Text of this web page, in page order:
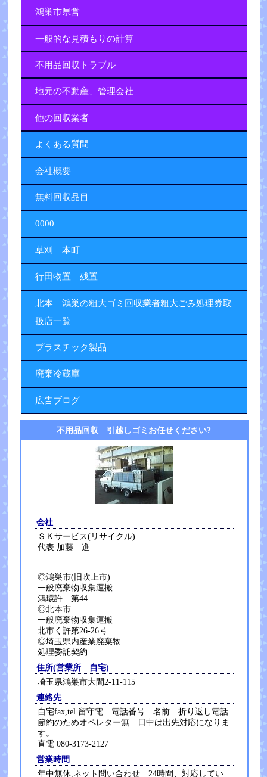
鴻巣市県営
一般的な見積もりの計算
不用品回収トラブル
地元の不動産、管理会社
他の回収業者
よくある質問
会社概要
無料回収品目
0000
草刈 本町
行田物置 残置
北本 鴻巣の粗大ゴミ回収業者粗大ごみ処理券取
扱店一覧
プラスチック製品
廃棄冷蔵庫
広告ブログ
不用品回収 引越しゴミお任せください?
会社
ＳＫサービス(リサイクル)
代表 加藤 進
◎鴻巣市(旧吹上市)
一般廃棄物収集運搬
鴻環許 第44
◎北本市
一般廃棄物収集運搬
北市く許第26-26号
◎埼玉県内産業廃棄物
処理委託契約
住所(営業所 自宅)
埼玉県鴻巣市大間2-11-115
連絡先
自宅fax,tel 留守電 電話番号 名前 折り返し電話
節約のためオペレター無 日中は出先対応になりま
す。
直電 080-3173-2127
営業時間
年中無休,ネット問い合わせ 24時間、対応してい